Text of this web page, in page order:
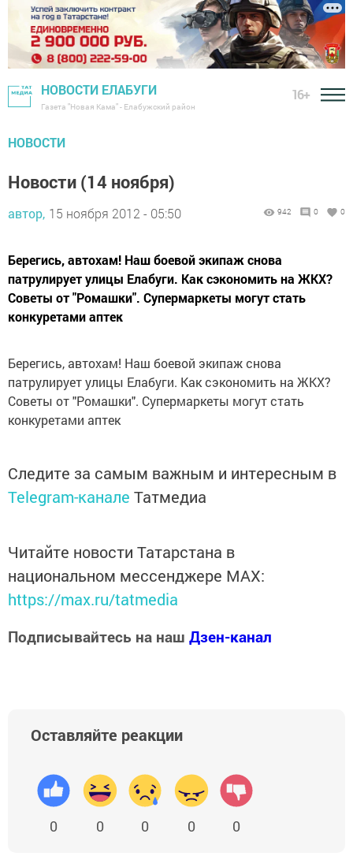
НОВОСТИ ЕЛАБУГИ
Газета "Новая Кама" - Елабужский район
16+
НОВОСТИ
Новости (14 ноября)
автор, 15 ноября 2012 - 05:50 942 0 0
Берегись, автохам! Наш боевой экипаж снова
патрулирует улицы Елабуги. Как сэкономить на ЖКХ?
Советы от "Ромашки". Супермаркеты могут стать
конкуретами аптек
Берегись, автохам! Наш боевой экипаж снова
патрулирует улицы Елабуги. Как сэкономить на ЖКХ?
Советы от "Ромашки". Супермаркеты могут стать
конкуретами аптек
Следите за самым важным и интересным в
Telegram-канале Татмедиа
Читайте новости Татарстана в
национальном мессенджере MАХ:
https://max.ru/tatmedia
Подписывайтесь на наш Дзен-канал
Оставляйте реакции
0 0 0 0 0